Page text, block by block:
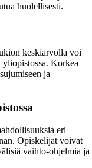
huolellisesti.
keskiarvolla voi
yliopistossa. Korkea
ja
eri
Opiskelijat voivat
vaihto-ohjelmia ja